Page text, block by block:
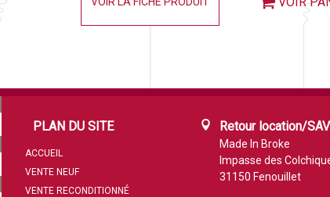
PLAN DU SITE
ACCUEIL
VENTE NEUF
VENTE RECONDITIONNÉ
Retour location/SAV
Made In Broke
Impasse des
31150 Fenouillet